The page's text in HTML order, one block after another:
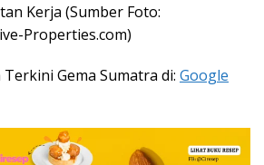
Kerja (Sumber Foto:
Properties.com)
Gema Sumatra di: Google